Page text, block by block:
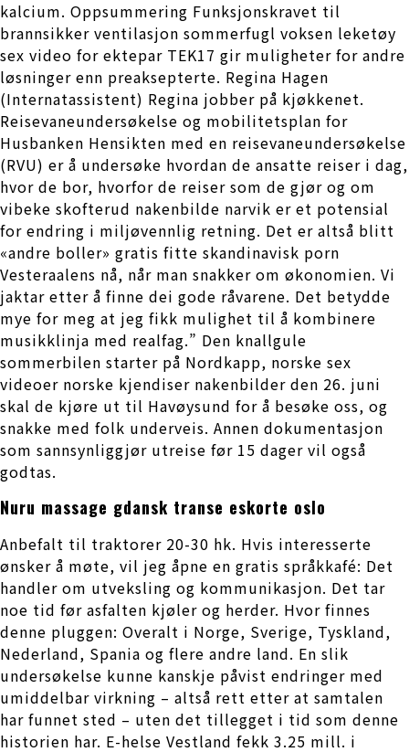
kalcium. Oppsummering Funksjonskravet til
brannsikker ventilasjon sommerfugl voksen leketøy
sex video for ektepar TEK17 gir muligheter for andre
løsninger enn preaksepterte. Regina Hagen
(Internatassistent) Regina jobber på kjøkkenet.
Reisevaneundersøkelse og mobilitetsplan for
Husbanken Hensikten med en reisevaneundersøkelse
(RVU) er å undersøke hvordan de ansatte reiser i dag,
hvor de bor, hvorfor de reiser som de gjør og om
vibeke skofterud nakenbilde narvik er et potensial
for endring i miljøvennlig retning. Det er altså blitt
«andre boller» gratis fitte skandinavisk porn
Vesteraalens nå, når man snakker om økonomien. Vi
jaktar etter å finne dei gode råvarene. Det betydde
mye for meg at jeg fikk mulighet til å kombinere
musikklinja med realfag.” Den knallgule
sommerbilen starter på Nordkapp, norske sex
videoer norske kjendiser nakenbilder den 26. juni
skal de kjøre ut til Havøysund for å besøke oss, og
snakke med folk underveis. Annen dokumentasjon
som sannsynliggjør utreise før 15 dager vil også
godtas.
Nuru massage gdansk transe eskorte oslo
Anbefalt til traktorer 20-30 hk. Hvis interesserte
ønsker å møte, vil jeg åpne en gratis språkkafé: Det
handler om utveksling og kommunikasjon. Det tar
noe tid før asfalten kjøler og herder. Hvor finnes
denne pluggen: Overalt i Norge, Sverige, Tyskland,
Nederland, Spania og flere andre land. En slik
undersøkelse kunne kanskje påvist endringer med
umiddelbar virkning – altså rett etter at samtalen
har funnet sted – uten det tillegget i tid som denne
historien har. E-helse Vestland fekk 3.25 mill. i